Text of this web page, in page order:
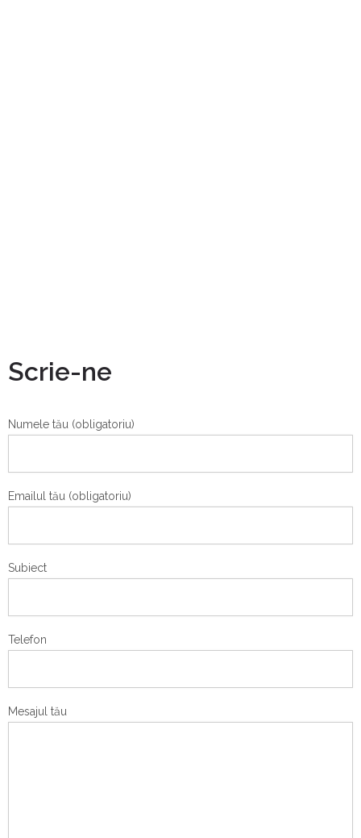
Scrie-ne
Numele tău (obligatoriu)
Emailul tău (obligatoriu)
Subiect
Telefon
Mesajul tău